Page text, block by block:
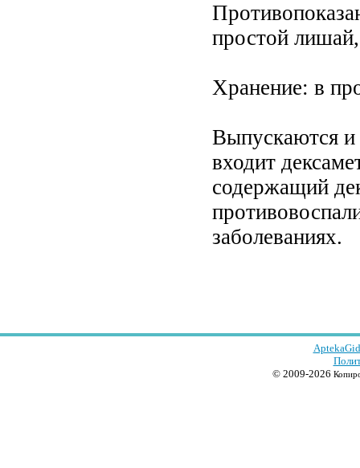
простой
Хранение: в
Выпускаются и
входит
содержащий
заболеваниях.
© 2009-2026